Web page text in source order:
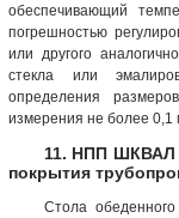
обеспечивающий
погрешностью
или другого
стекла или
определения
измерения не более 0,1
11. НПП ШКВАЛ
покрытия
Стола